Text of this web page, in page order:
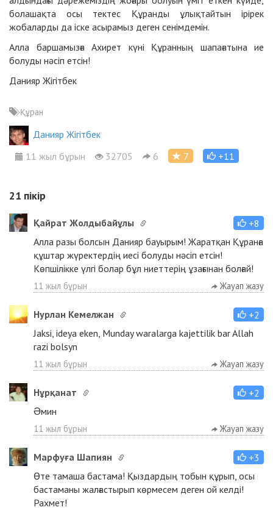
болашақта осы тектес Құранды ұлықтайтын ірірек
жобаларды да іске асырамыз деген сенімдемін.
Алла баршамызға Ахирет күні Құранның шапағатына ие
болуды нәсіп етсін!
Данияр Жігітбек
Құран
Данияр Жігітбек
11 жыл бұрын
32705 6 7 +11
21 пікір
Қайрат Жолдыбайұлы
+8
Алла разы болсын Данияр бауырым! Жаратқан Құранға
құштар жүректердің иесі болуды нәсіп етсін!
Көпшілікке үлгі болар бұл ниеттерің ұзағынан болғай!
11 жыл бұрын Жауап жазу
Нурлан Кемелжан
+2
Jaksi, ideya eken, Munday waralarga kajettilik bar Allah
razi bolsyn
11 жыл бұрын Жауап жазу
Нұрқанат
+2
Əмин
11 жыл бұрын Жауап жазу
Марфуға Шапиян
+3
Өте тамаша бастама! Қыздардың тобын құрып, осы
бастаманы жалғастырып көрмесем деген ой келді!
Рахмет!